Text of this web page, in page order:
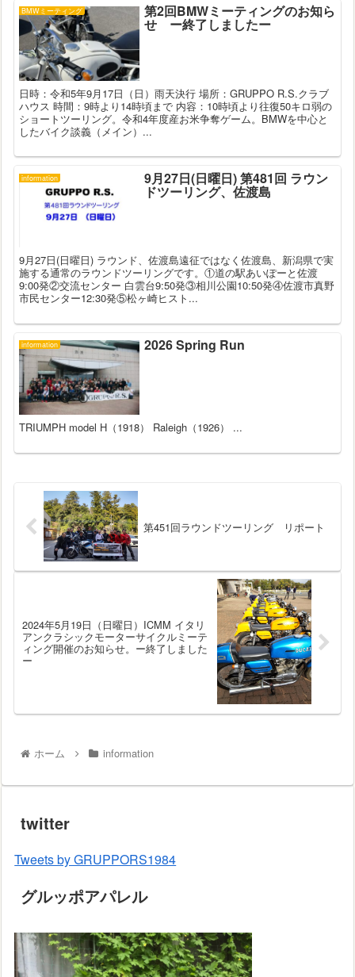
BMWミーティング 第2回BMWミーティングのお知ら
せ ー終了しましたー
日時：令和5年9月17日（日）雨天決行 場所：GRUPPO R.S.クラブ
ハウス 時間：9時より14時頃まで 内容：10時頃より往復50キロ弱の
ショートツーリング。令和4年度産お米争奪ゲーム。BMWを中心と
したバイク談義（メイン）...
information 9月27日(日曜日) 第481回 ラウン
ドツーリング、佐渡島
9月27日(日曜日) ラウンド、佐渡島遠征ではなく佐渡島、新潟県で実
施する通常のラウンドツーリングです。①道の駅あいぽーと佐渡
9:00発②交流センター 白雲台9:50発③相川公園10:50発④佐渡市真野
市民センター12:30発⑤松ヶ崎ヒスト...
information 2026 Spring Run
TRIUMPH model H（1918） Raleigh（1926） ...
第451回ラウンドツーリング リポート
2024年5月19日（日曜日）ICMM イタリ
アンクラシックモーターサイクルミーテ
ィング開催のお知らせ。ー終了しました
ー
ホーム information
twitter
Tweets by GRUPPORS1984
グルッポアパレル